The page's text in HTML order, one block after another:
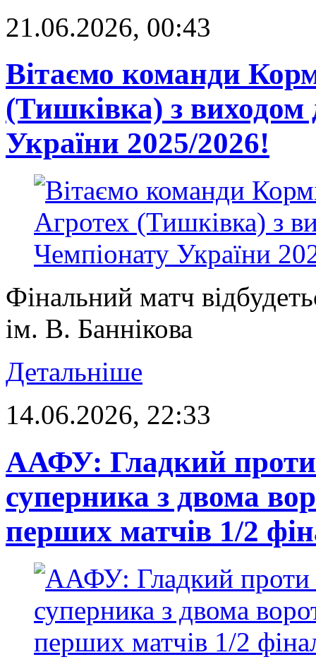
21.06.2026, 00:43
Вітаємо команди
(Тишківка) з виходом
України 2025/2026!
Фінальний матч
ім. В. Баннікова
Детальніше
14.06.2026, 22:33
ААФУ: Гладкий проти
суперника з двома
перших матчів 1/2